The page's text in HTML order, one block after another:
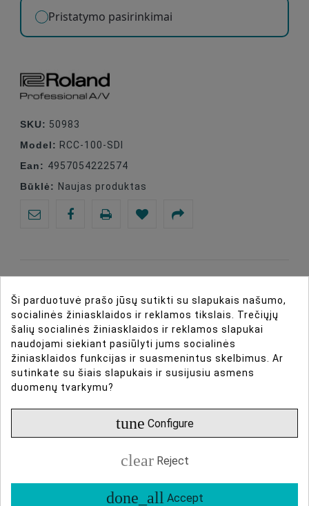
Pristatymo pasirinkimai
SKU: 50983
Model: RCC-100-SDI
Ean: 4957054222574
Būklė: Naujas produktas
HD ir užtikrina aukštos kokybės signalą.
DIRBTINIO INTELEKTO ASISTENTAS
DAUGIAU INFORMACIJOS
ATSILIEPIMAI
Ši parduotuvė prašo jūsų sutikti su slapukais našumo,
socialinės žiniasklaidos ir reklamos tikslais. Trečiųjų
šalių socialinės žiniasklaidos ir reklamos slapukai
naudojami siekiant pasiūlyti jums socialinės
žiniasklaidos funkcijas ir suasmenintus skelbimus. Ar
sutinkate su šiais slapukais ir susijusiu asmens
duomenų tvarkymu?
tune Configure
clear Reject
done_all Accept